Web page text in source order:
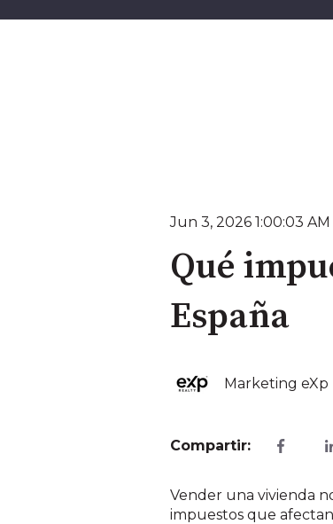
Jun 3, 2026 1:00:03 AM
Qué
España
Marketing eXp
Compartir:
Vender una vivienda
impuestos que